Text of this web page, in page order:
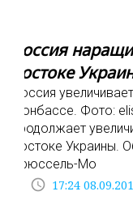
Россия
востоке
Россия
Донбассе. Фото:
продолжает
востоке Украины.
Брюссель-Мо
access_time 17:24